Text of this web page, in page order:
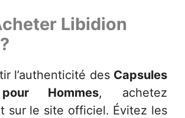
Libidion
?
l’authenticité des Capsules
Hommes, achetez
sur le site officiel. Évitez les